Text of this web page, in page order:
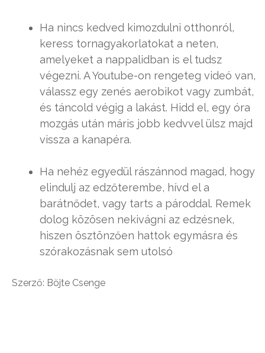
Ha nincs kedved kimozdulni otthonról,
keress tornagyakorlatokat a neten,
amelyeket a nappalidban is el tudsz
végezni. A Youtube-on rengeteg videó van,
válassz egy zenés aerobikot vagy zumbát,
és táncold végig a lakást. Hidd el, egy óra
mozgás után máris jobb kedvvel ülsz majd
vissza a kanapéra.
Ha nehéz egyedül rászánnod magad, hogy
elindulj az edzőterembe, hívd el a
barátnődet, vagy tarts a pároddal. Remek
dolog közösen nekivágni az edzésnek,
hiszen ösztönzően hattok egymásra és
szórakozásnak sem utolsó
Szerző: Böjte Csenge